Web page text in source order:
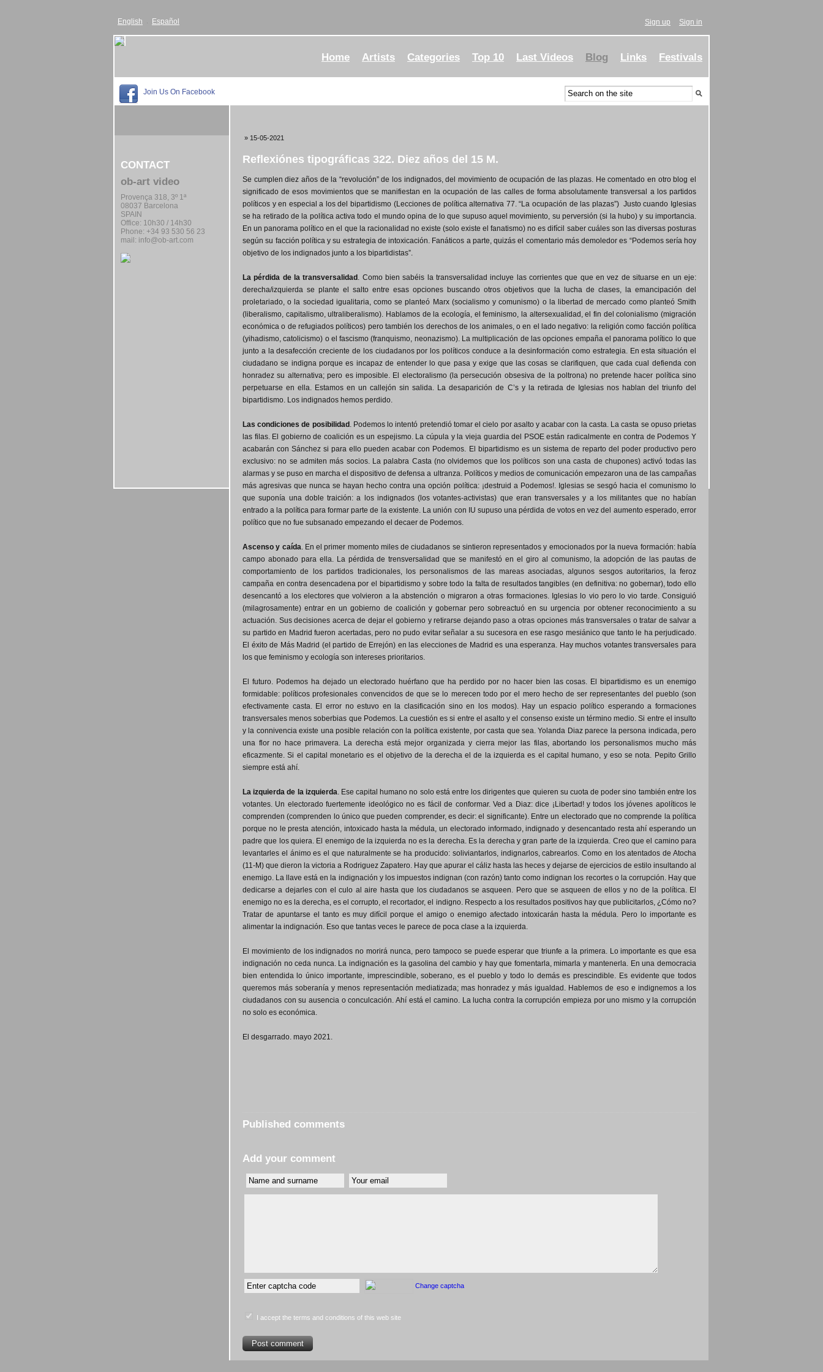
English Español Sign in
Sign up
Festivals
Links
Blog
Last Videos
Top 10
Categories
Artists
Home
Join Us On Facebook
CONTACT
ob-art video
Provença 318, 3º 1ª
08037 Barcelona
SPAIN
Office: 10h30 / 14h30
Phone: +34 93 530 56 23
mail: info@ob-art.com
» 15-05-2021
Reflexiónes tipográficas 322. Diez años del 15 M.
Se cumplen diez años de la “revolución” de los indignados, del movimiento de ocupación de las plazas. He comentado en otro blog el
significado de esos movimientos que se manifiestan en la ocupación de las calles de forma absolutamente transversal a los partidos
políticos y en especial a los del bipartidismo (Lecciones de política alternativa 77. “La ocupación de las plazas”) Justo cuando Iglesias
se ha retirado de la política activa todo el mundo opina de lo que supuso aquel movimiento, su perversión (si la hubo) y su importancia.
En un panorama político en el que la racionalidad no existe (solo existe el fanatismo) no es difícil saber cuáles son las diversas posturas
según su facción política y su estrategia de intoxicación. Fanáticos a parte, quizás el comentario más demoledor es “Podemos sería hoy
objetivo de los indignados junto a los bipartidistas”.
La pérdida de la transversalidad . Como bien sabéis la transversalidad incluye las corrientes que que en vez de situarse en un eje:
derecha/izquierda se plante el salto entre esas opciones buscando otros objetivos que la lucha de clases, la emancipación del
proletariado, o la sociedad igualitaria, como se planteó Marx (socialismo y comunismo) o la libertad de mercado como planteó Smith
(liberalismo, capitalismo, ultraliberalismo). Hablamos de la ecología, el feminismo, la altersexualidad, el fin del colonialismo (migración
económica o de refugiados políticos) pero también los derechos de los animales, o en el lado negativo: la religión como facción política
(yihadismo, catolicismo) o el fascismo (franquismo, neonazismo). La multiplicación de las opciones empaña el panorama político lo que
junto a la desafección creciente de los ciudadanos por los políticos conduce a la desinformación como estrategia. En esta situación el
ciudadano se indigna porque es incapaz de entender lo que pasa y exige que las cosas se clarifiquen, que cada cual defienda con
honradez su alternativa; pero es imposible. El electoralismo (la persecución obsesiva de la poltrona) no pretende hacer política sino
perpetuarse en ella. Estamos en un callejón sin salida. La desaparición de C’s y la retirada de Iglesias nos hablan del triunfo del
bipartidismo. Los indignados hemos perdido.
Las condiciones de posibilidad . Podemos lo intentó pretendió tomar el cielo por asalto y acabar con la casta. La casta se opuso prietas
las filas. El gobierno de coalición es un espejismo. La cúpula y la vieja guardia del PSOE están radicalmente en contra de Podemos Y
acabarán con Sánchez si para ello pueden acabar con Podemos. El bipartidismo es un sistema de reparto del poder productivo pero
exclusivo: no se admiten más socios. La palabra Casta (no olvidemos que los políticos son una casta de chupones) activó todas las
alarmas y se puso en marcha el dispositivo de defensa a ultranza. Políticos y medios de comunicación empezaron una de las campañas
más agresivas que nunca se hayan hecho contra una opción política: ¡destruid a Podemos!. Iglesias se sesgó hacia el comunismo lo
que suponía una doble traición: a los indignados (los votantes-activistas) que eran transversales y a los militantes que no habían
entrado a la política para formar parte de la existente. La unión con IU supuso una pérdida de votos en vez del aumento esperado, error
político que no fue subsanado empezando el decaer de Podemos.
Ascenso y caída. En el primer momento miles de ciudadanos se sintieron representados y emocionados por la nueva formación: había
campo abonado para ella. La pérdida de trensversalidad que se manifestó en el giro al comunismo, la adopción de las pautas de
comportamiento de los partidos tradicionales, los personalismos de las mareas asociadas, algunos sesgos autoritarios, la feroz
campaña en contra desencadena por el bipartidismo y sobre todo la falta de resultados tangibles (en definitiva: no gobernar), todo ello
desencantó a los electores que volvieron a la abstención o migraron a otras formaciones. Iglesias lo vio pero lo vio tarde. Consiguió
(milagrosamente) entrar en un gobierno de coalición y gobernar pero sobreactuó en su urgencia por obtener reconocimiento a su
actuación. Sus decisiones acerca de dejar el gobierno y retirarse dejando paso a otras opciones más transversales o tratar de salvar a
su partido en Madrid fueron acertadas, pero no pudo evitar señalar a su sucesora en ese rasgo mesiánico que tanto le ha perjudicado.
El éxito de Más Madrid (el partido de Errejón) en las elecciones de Madrid es una esperanza. Hay muchos votantes transversales para
los que feminismo y ecología son intereses prioritarios.
El futuro. Podemos ha dejado un electorado huérfano que ha perdido por no hacer bien las cosas. El bipartidismo es un enemigo
formidable: políticos profesionales convencidos de que se lo merecen todo por el mero hecho de ser representantes del pueblo (son
efectivamente casta. El error no estuvo en la clasificación sino en los modos). Hay un espacio político esperando a formaciones
transversales menos soberbias que Podemos. La cuestión es si entre el asalto y el consenso existe un término medio. Si entre el insulto
y la connivencia existe una posible relación con la política existente, por casta que sea. Yolanda Diaz parece la persona indicada, pero
una flor no hace primavera. La derecha está mejor organizada y cierra mejor las filas, abortando los personalismos mucho más
eficazmente. Si el capital monetario es el objetivo de la derecha el de la izquierda es el capital humano, y eso se nota. Pepito Grillo
siempre está ahí.
La izquierda de la izquierda. Ese capital humano no solo está entre los dirigentes que quieren su cuota de poder sino también entre los
votantes. Un electorado fuertemente ideológico no es fácil de conformar. Ved a Diaz: dice ¡Libertad! y todos los jóvenes apolíticos le
comprenden (comprenden lo único que pueden comprender, es decir: el significante). Entre un electorado que no comprende la política
porque no le presta atención, intoxicado hasta la médula, un electorado informado, indignado y desencantado resta ahí esperando un
padre que los quiera. El enemigo de la izquierda no es la derecha. Es la derecha y gran parte de la izquierda. Creo que el camino para
levantarles el ánimo es el que naturalmente se ha producido: soliviantarlos, indignarlos, cabrearlos. Como en los atentados de Atocha
(11-M) que dieron la victoria a Rodriguez Zapatero. Hay que apurar el cáliz hasta las heces y dejarse de ejercicios de estilo insultando al
enemigo. La llave está en la indignación y los impuestos indignan (con razón) tanto como indignan los recortes o la corrupción. Hay que
dedicarse a dejarles con el culo al aire hasta que los ciudadanos se asqueen. Pero que se asqueen de ellos y no de la política. El
enemigo no es la derecha, es el corrupto, el recortador, el indigno. Respecto a los resultados positivos hay que publicitarlos, ¿Cómo no?
Tratar de apuntarse el tanto es muy difícil porque el amigo o enemigo afectado intoxicarán hasta la médula. Pero lo importante es
alimentar la indignación. Eso que tantas veces le parece de poca clase a la izquierda.
El movimiento de los indignados no morirá nunca, pero tampoco se puede esperar que triunfe a la primera. Lo importante es que esa
indignación no ceda nunca. La indignación es la gasolina del cambio y hay que fomentarla, mimarla y mantenerla. En una democracia
bien entendida lo único importante, imprescindible, soberano, es el pueblo y todo lo demás es prescindible. Es evidente que todos
queremos más soberanía y menos representación mediatizada; mas honradez y más igualdad. Hablemos de eso e indignemos a los
ciudadanos con su ausencia o conculcación. Ahí está el camino. La lucha contra la corrupción empieza por uno mismo y la corrupción
no solo es económica.
El desgarrado. mayo 2021.
Published comments
Add your comment
Change captcha
I accept the terms and conditions of this web site